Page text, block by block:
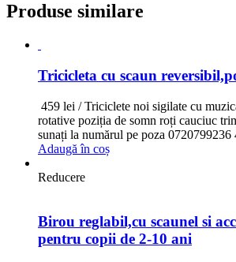
Produse similare
Tricicleta cu scaun
459 lei / Triciclete noi sigilate cu
rotative poziția de somn roți cauciuc
sunați la numărul pe poza 0720799236
Adaugă în coș
Reducere
Birou reglabil,cu scaunel si
pentru copii de 2-10 ani